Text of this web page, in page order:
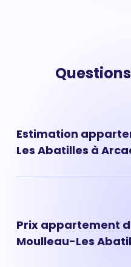
Estimation
Les Abatilles à
plusieurs critères : son
étage ou son année de
Prix appartement
Moulleau-Les